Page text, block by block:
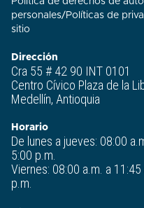
personales/Políticas de
sitio​
Dirección
Cra 55 # 42 90 INT 0101
Centro Cívico Plaza de la
Medellín, Antioquia
Horario
De lunes a jueves: 08:00
5:00 p.m.
Viernes: 08:00 a.m. a
p.m.